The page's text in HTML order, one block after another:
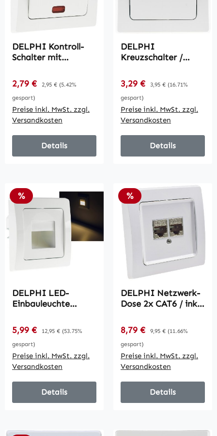
DELPHI Kontroll-
Schalter mit
10A, inkl. Rahmen,
UP, weiß
Verkaufspreis:
2,79 € Regulärer Preis:
2,95 € (5.42%
gespart)
Preise inkl. MwSt. zzgl.
Versandkosten
Details
DELPHI
Kreuzschalter /
Rahmen, UP, weiß
Verkaufspreis:
3,29 € Regulärer Preis:
3,95 € (16.71%
gespart)
Preise inkl. MwSt. zzgl.
Versandkosten
Details
Rabatt
%
DELPHI LED-
Einbauleuchte
80x80mm, 3000k,
warmweiß, 55
Lumen
Verkaufspreis:
5,99 € Regulärer Preis:
12,95 € (53.75%
gespart)
Preise inkl. MwSt. zzgl.
Versandkosten
Details
Rabatt
%
DELPHI Netzwerk-
Dose 2x CAT6 / inkl.
Verkaufspreis:
8,79 € Regulärer Preis:
9,95 € (11.66%
gespart)
Preise inkl. MwSt. zzgl.
Versandkosten
Details